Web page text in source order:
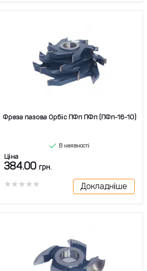
Фреза пазова Орбіс ПФп ПФп (ПФп-16-10)
В наявності
Ціна
384.00 грн.
Докладніше